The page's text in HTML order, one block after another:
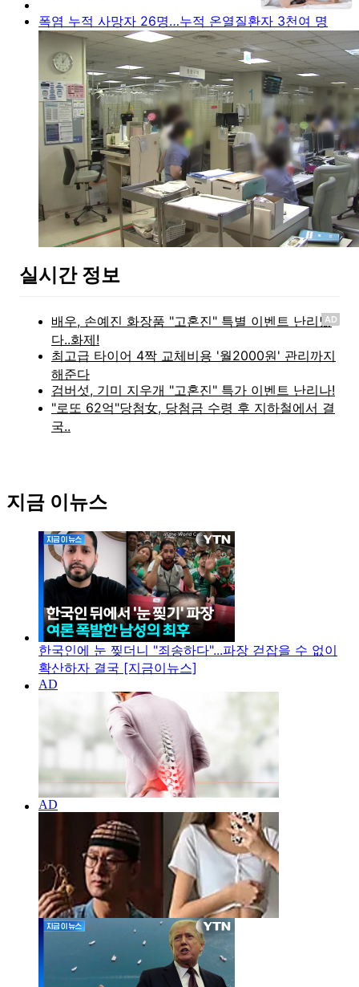
폭염 누적 사망자 26명…누적 온열질환자 3천여 명
실시간 정보
AD
지금 이뉴스
한국인에 눈 찢더니 "죄송하다"...파장 걷잡을 수 없이
확산하자 결국 [지금이뉴스]